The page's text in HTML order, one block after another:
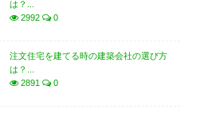
は？...
2992
0
注文住宅を建てる時の建築会社の選び方
は？...
2891
0